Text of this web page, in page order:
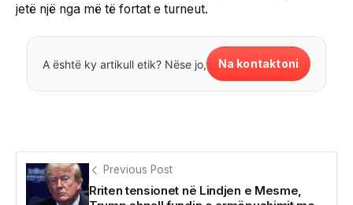
jetë një nga më të fortat e turneut.
A është ky artikull etik? Nëse jo, Na kontaktoni
Previous Post
Rriten tensionet në Lindjen e Mesme,